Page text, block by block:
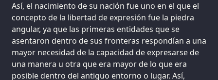
Así, el nacimiento de su nación fue uno en el que el
concepto de la libertad de expresión fue la piedra
angular, ya que las primeras entidades que se
asentaron dentro de sus fronteras respondían a una
mayor necesidad de la capacidad de expresarse de
una manera u otra que era mayor de lo que era
posible dentro del antiguo entorno o lugar. Así,